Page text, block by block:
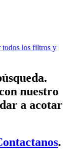
todos los filtros y
nuestro
a acotar
.